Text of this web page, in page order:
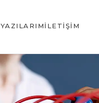
YAZILARIMİLETIŞIM